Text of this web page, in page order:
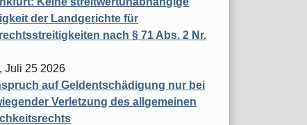
der Landgerichte für
nach § 71 Abs. 2 Nr.
Juli 25 2026
auf Geldentschädigung nur bei
Verletzung des allgemeinen